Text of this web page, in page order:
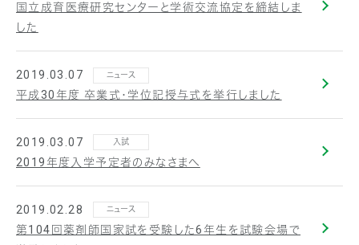
国立成育医療研究センターと学術交流協定を締結しま
した
2019.03.07 ニュース
平成30年度 卒業式・学位記授与式を挙行しました
2019.03.07 入試
2019年度入学予定者のみなさまへ
2019.02.28 ニュース
第104回薬剤師国家試を受験した6年生を試験会場で